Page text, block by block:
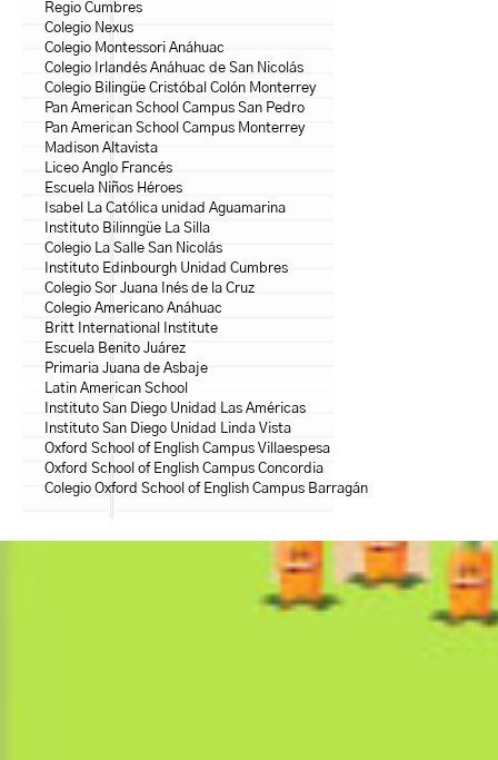
Regio Cumbres
Colegio Nexus
Colegio Montessori Anáhuac
Colegio Irlandés Anáhuac de San Nicolás
Colegio Bilingüe Cristóbal Colón Monterrey
Pan American School Campus San Pedro
Pan American School Campus Monterrey
Madison Altavista
Liceo Anglo Francés
Escuela Niños Héroes
Isabel La Católica unidad Aguamarina
Instituto Bilinngüe La Silla
Colegio La Salle San Nicolás
Instituto Edinbourgh Unidad Cumbres
Colegio Sor Juana Inés de la Cruz
Colegio Americano Anáhuac
Britt International Institute
Escuela Benito Juárez
Primaria Juana de Asbaje
Latin American School
Instituto San Diego Unidad Las Américas
Instituto San Diego Unidad Linda Vista
Oxford School of English Campus Villaespesa
Oxford School of English Campus Concordia
Colegio Oxford School of English Campus Barragán